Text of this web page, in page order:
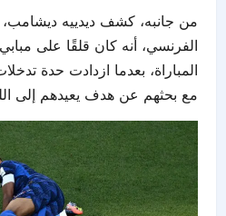
من جانبه، كشف ديدييه ديشامب،
الفرنسي، أنه كان قلقًا على
المباراة، بعدما ازدادت حدة
مع بحثهم عن هدف يعيدهم إلى